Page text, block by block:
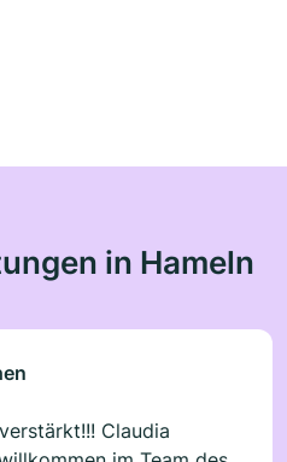
in Hameln
Claudia